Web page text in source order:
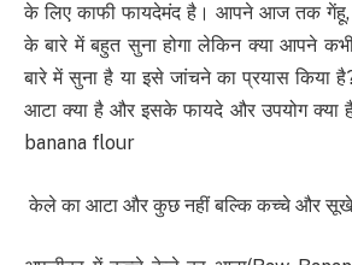
के लिए काफी फायदेमंद है। आपने आज तक गेंहू,
के बारे में बहुत सुना होगा लेकिन क्या
बारे में सुना है या इसे जांचने का प्रयास
आटा क्या है और इसके फायदे और उपयोग
banana flour
केले का आटा और कुछ नहीं बल्कि कच्चे और सूखे